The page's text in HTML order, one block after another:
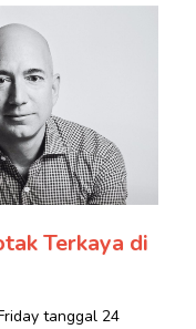
Terkaya di
tanggal 24